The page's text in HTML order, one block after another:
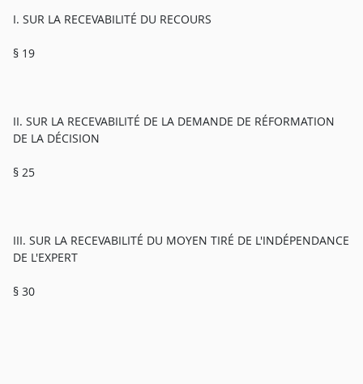
I. SUR LA RECEVABILITÉ DU RECOURS
§ 19
II. SUR LA RECEVABILITÉ DE LA DEMANDE DE RÉFORMATION
DE LA DÉCISION
§ 25
III. SUR LA RECEVABILITÉ DU MOYEN TIRÉ DE L'INDÉPENDANCE
DE L'EXPERT
§ 30